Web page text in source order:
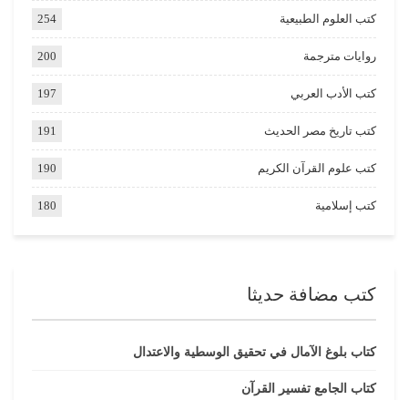
كتب العلوم الطبيعية 254
روايات مترجمة 200
كتب الأدب العربي 197
كتب تاريخ مصر الحديث 191
كتب علوم القرآن الكريم 190
كتب إسلامية 180
كتب مضافة حديثا
كتاب بلوغ الآمال في تحقيق الوسطية والاعتدال
كتاب الجامع تفسير القرآن